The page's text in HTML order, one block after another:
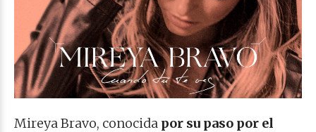
Mireya Bravo, conocida por su paso por el